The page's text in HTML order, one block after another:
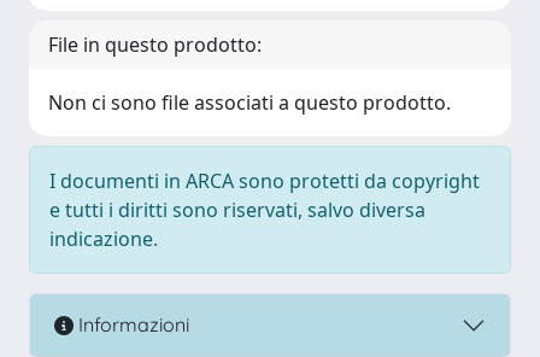
File in questo prodotto:
Non ci sono file associati a questo prodotto.
I documenti in ARCA sono protetti da copyright
e tutti i diritti sono riservati, salvo diversa
indicazione.
Informazioni